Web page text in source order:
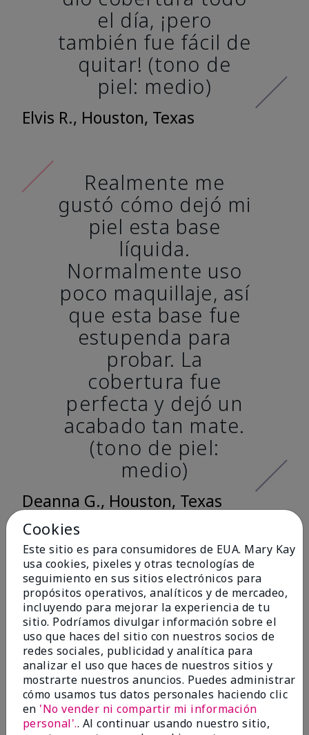
el día, ¡pero
también fue fácil de
quitar! (tono de
piel: medio)
Elvis R., Houston, Texas
Realmente me
gustó cómo dejó mi
piel esta base
líquida.
Normalmente uso
poco maquillaje, así
que esta base fue
estupenda para
probar. La
cobertura fue
perfecta y dejó un
acabado tan mate.
(tono de piel:
medio)
Deanna G., Houston, Texas
Me encantó lo
suave que se siente
al aplicarla. Tiene
un acabado mate
muy bonito y no se
siente pastosa en la
piel. (tono de piel:
claro)
Cookies
Este sitio es para consumidores de EUA. Mary Kay
usa cookies, pixeles y otras tecnologías de
seguimiento en sus sitios electrónicos para
propósitos operativos, analíticos y de mercadeo,
incluyendo para mejorar la experiencia de tu
sitio. Podríamos divulgar información sobre el
uso que haces del sitio con nuestros socios de
redes sociales, publicidad y analítica para
analizar el uso que haces de nuestros sitios y
mostrarte nuestros anuncios. Puedes administrar
cómo usamos tus datos personales haciendo clic
en 'No vender ni compartir mi información
personal'.. Al continuar usando nuestro sitio,